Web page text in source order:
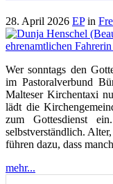
28. April 2026 EPin
Wer sonntags den
im Pastoralverbund
Malteser Kirchentaxi
lädt die
zum Gottesdienst
selbstverständlich.
führen dazu, dass
mehr...